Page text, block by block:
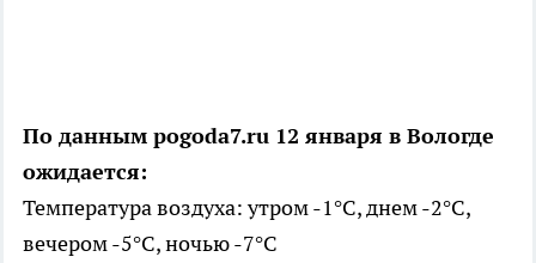
По данным pogoda7.ru 12 января в Вологде
ожидается:
Температура воздуха: утром -1°C, днем -2°C,
вечером -5°C, ночью -7°C